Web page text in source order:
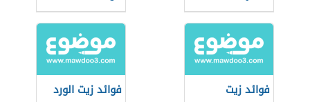
فوائد زيت
فوائد زيت الورد